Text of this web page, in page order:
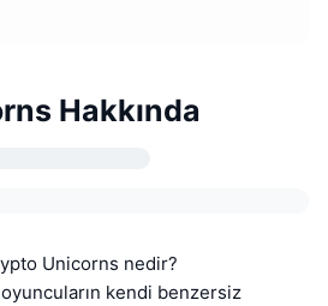
Hakkında
Unicorns nedir?
kendi benzersiz